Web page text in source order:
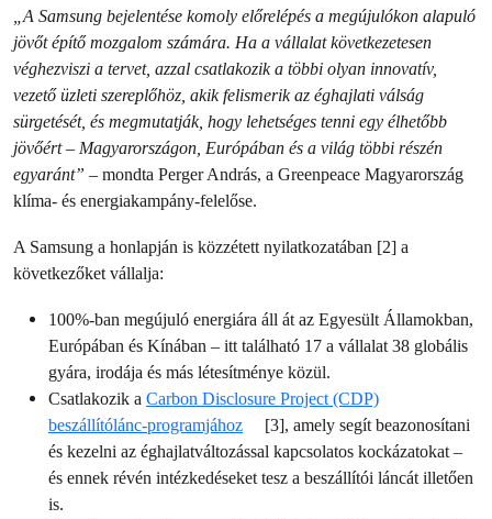
„A Samsung bejelentése komoly előrelépés a megújulókon alapuló
jövőt építő mozgalom számára. Ha a vállalat következetesen
véghezviszi a tervet, azzal csatlakozik a többi olyan innovatív,
vezető üzleti szereplőhöz, akik felismerik az éghajlati válság
sürgetését, és megmutatják, hogy lehetséges tenni egy élhetőbb
jövőért – Magyarországon, Európában és a világ többi részén
egyaránt” – mondta Perger András, a Greenpeace Magyarország
klíma- és energiakampány-felelőse.
A Samsung a honlapján is közzétett nyilatkozatában [2] a
következőket vállalja:
100%-ban megújuló energiára áll át az Egyesült Államokban,
Európában és Kínában – itt található 17 a vállalat 38 globális
gyára, irodája és más létesítménye közül.
Csatlakozik a Carbon Disclosure Project (CDP)
beszállítólánc-programjához
[3], amely segít beazonosítani
és kezelni az éghajlatváltozással kapcsolatos kockázatokat –
és ennek révén intézkedéseket tesz a beszállítói láncát illetően
is.